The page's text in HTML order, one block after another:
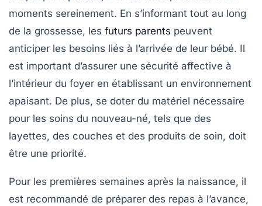
moments sereinement. En s’informant tout au long
de la grossesse, les futurs parents peuvent
anticiper les besoins liés à l’arrivée de leur bébé. Il
est important d’assurer une sécurité affective à
l’intérieur du foyer en établissant un environnement
apaisant. De plus, se doter du matériel nécessaire
pour les soins du nouveau-né, tels que des
layettes, des couches et des produits de soin, doit
être une priorité.
Pour les premières semaines après la naissance, il
est recommandé de préparer des repas à l’avance,